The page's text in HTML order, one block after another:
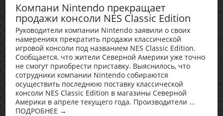
Компани Nintendo прекращает
продажи консоли NES Classic Edition
Руководители компании Nintendo заявили о своих
намерениях прекратить продажи классической
игровой консоли под названием NES Classic Edition.
Сообщается, что жители Северной Америки уже точно
не смогут приобрести приставку. Выяснилось, что
сотрудники компании Nintendo собираются
осуществить последнюю поставку классической
консоли NES Classic Edition в магазины Северной
Америки в апреле текущего года. Производители ...
ПОДРОБНЕЕ →